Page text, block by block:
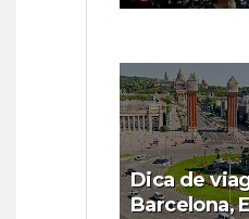
Dica de
Barcelona,